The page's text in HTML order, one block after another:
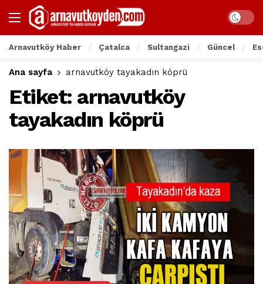
Arnavutköy Haber Çatalca Sultangazi Güncel
Ana sayfa arnavutköy tayakadın köprü
Etiket: arnavutköy
tayakadın köprü